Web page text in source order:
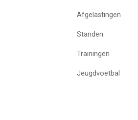
Afgelastingen
Standen
Trainingen
Jeugdvoetbal